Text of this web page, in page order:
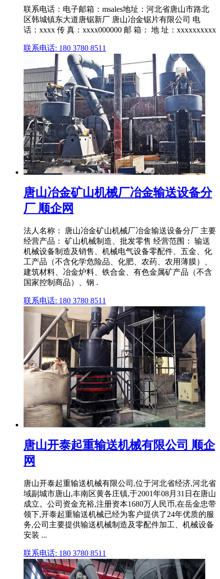
联系电话：电子邮箱：msales地址：河北省唐山市路北
区韩城镇东大道唐锯新厂 唐山冶金锯片有限公司 电
话：xxxx 传 真：xxxx000000 邮 箱： 地 址：xxxxxxxxxx
联系电话: 180 3780 8511
唐山冶金矿山机械厂冶金输送设备分
厂 顺企网
法人名称： 唐山冶金矿山机械厂冶金输送设备分厂 主要
经营产品： 矿山机械制造、批发零售 经营范围： 输送
机械设备制造及销售、机械电气设备零配件、五金、化
工产品（不含化学危险品、化肥、农药、农用薄膜）、
建筑材料、冶金炉料、铁合金、有色金属矿产品（不含
国家控制商品）、钢 .
联系电话: 180 3780 8511
唐山开泰起重输送机械有限公司 顺企
网
唐山开泰起重输送机械有限公司,位于河北省经济,河北省
域副城市唐山,丰南区黄各庄镇,于2001年08月31日在唐山
成立。公司资金充裕,注册资本1680万人民币,在岳金忠带
领下,开泰起重输送机械已经为客户提供了24年优质的服
务,公司主要提供输送机械制造及零配件加工、机械设备
安装 ...
联系电话: 180 3780 8511